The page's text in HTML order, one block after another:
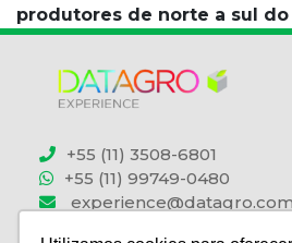
produtores de norte a sul do
+55 (11) 3508-6801
+55 (11) 99749-0480
experience@datagro.com